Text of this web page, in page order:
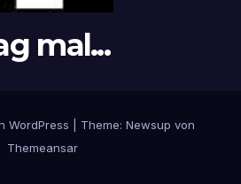
mal...
WordPress
Theme: Newsup von
Themeansar